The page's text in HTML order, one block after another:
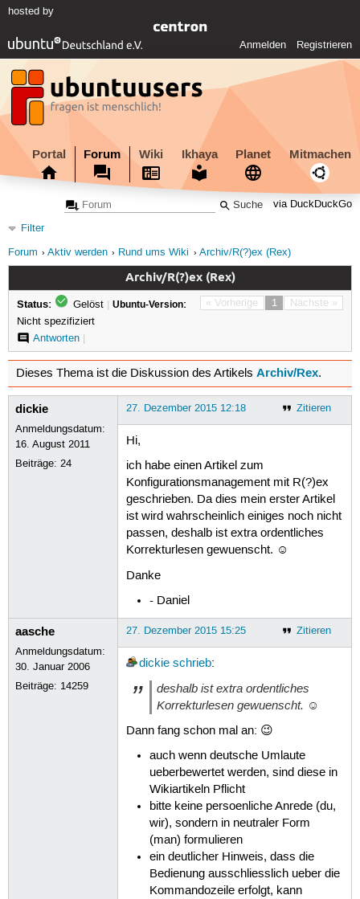
hosted by
Anmelden Registrieren
Portal Forum Wiki Ikhaya Planet Mitmachen
via DuckDuckGo
Filter
Forum
Aktiv werden Rund ums Wiki Archiv/R(?)ex (Rex)
Archiv/R(?)ex (Rex)
« Vorherige 1 Nächste »
Status: Gelöst | Ubuntu-Version:
Nicht spezifiziert
Antworten|
Dieses Thema ist die Diskussion des Artikels Archiv/Rex.
dickie
Anmeldungsdatum:
16. August 2011
Beiträge:24
Zitieren
27. Dezember 2015 12:18
Hi,
ich habe einen Artikel zum
Konfigurationsmanagement mit R(?)ex
geschrieben. Da dies mein erster Artikel
ist wird wahrscheinlich einiges noch nicht
passen, deshalb ist extra ordentliches
Korrekturlesen gewuenscht. ☺
Danke
- Daniel
aasche
Anmeldungsdatum:
30. Januar 2006
Beiträge: 14259
Zitieren
27. Dezember 2015 15:25
dickie schrieb:
deshalb ist extra ordentliches
Korrekturlesen gewuenscht. ☺
Dann fang schon mal an: 😉
auch wenn deutsche Umlaute
ueberbewertet werden, sind diese in
Wikiartikeln Pflicht
bitte keine persoenliche Anrede (du,
wir), sondern in neutraler Form
(man) formulieren
ein deutlicher Hinweis, dass die
Bedienung ausschliesslich ueber die
Kommandozeile erfolgt, kann